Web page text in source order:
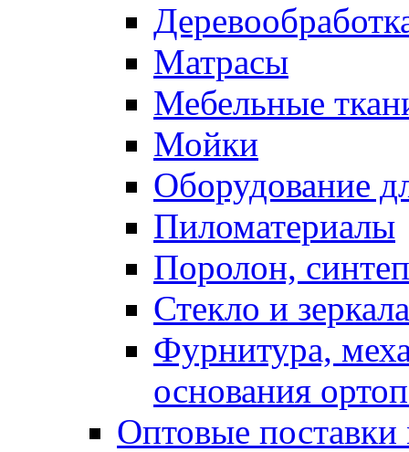
Матрасы
Мебельные
Мойки
Оборудование
Пиломатериалы
Поролон,
Стекло и зеркала
Фурнитура,
основания
Оптовые поставки